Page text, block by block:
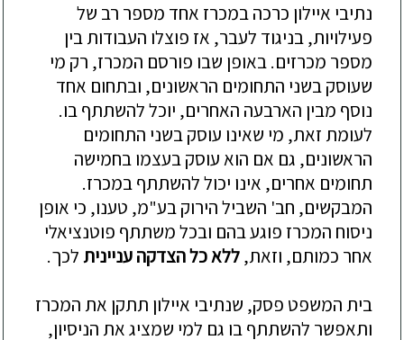
נתיבי איילון כרכה במכרז אחד מספר רב של
פעילויות, בניגוד לעבר, אז פוצלו העבודות בין
מספר מכרזים. באופן שבו פורסם המכרז, רק מי
שעוסק בשני התחומים הראשונים, ובתחום אחד
נוסף מבין הארבעה האחרים, יוכל להשתתף בו.
לעומת זאת, מי שאינו עוסק בשני התחומים
הראשונים, גם אם הוא עוסק בעצמו בחמישה
תחומים אחרים, אינו יכול להשתתף במכרז.
המבקשים, חב' השביל הירוק בע"מ, טענו, כי אופן
ניסוח המכרז פוגע בהם ובכל משתתף פוטנציאלי
אחר כמותם, וזאת,ללא כל הצדקה ענייניתלכך.
בית המשפט פסק, שנתיבי איילון תתקן את המכרז
ותאפשר להשתתף בו גם למי שמציג את הניסיון,